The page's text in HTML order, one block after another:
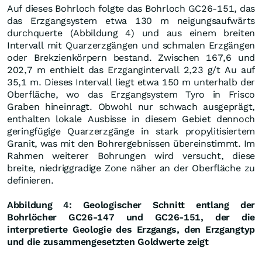
Auf dieses Bohrloch folgte das Bohrloch GC26-151, das
das Erzgangsystem etwa 130 m neigungsaufwärts
durchquerte (Abbildung 4) und aus einem breiten
Intervall mit Quarzerzgängen und schmalen Erzgängen
oder Brekzienkörpern bestand. Zwischen 167,6 und
202,7 m enthielt das Erzgangintervall 2,23 g/t Au auf
35,1 m. Dieses Intervall liegt etwa 150 m unterhalb der
Oberfläche, wo das Erzgangsystem Tyro in Frisco
Graben hineinragt. Obwohl nur schwach ausgeprägt,
enthalten lokale Ausbisse in diesem Gebiet dennoch
geringfügige Quarzerzgänge in stark propylitisiertem
Granit, was mit den Bohrergebnissen übereinstimmt. Im
Rahmen weiterer Bohrungen wird versucht, diese
breite, niedriggradige Zone näher an der Oberfläche zu
definieren.
Abbildung 4: Geologischer Schnitt entlang der
Bohrlöcher GC26-147 und GC26-151, der die
interpretierte Geologie des Erzgangs, den Erzgangtyp
und die zusammengesetzten Goldwerte zeigt